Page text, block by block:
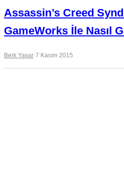
Assassin’s Creed
GameWorks İle Nasıl
Berk Yaşar·7 Kasım 2015